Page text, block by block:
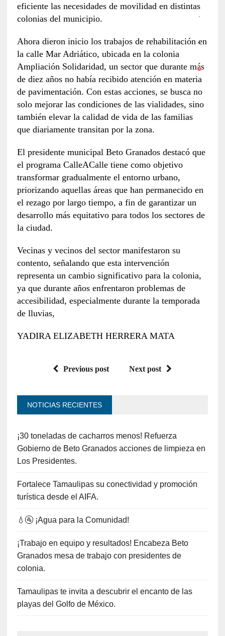
eficiente las necesidades de movilidad en distintas
colonias del municipio.
Ahora dieron inicio los trabajos de rehabilitación en
la calle Mar Adriático, ubicada en la colonia
Ampliación Solidaridad, un sector que durante más
de diez años no había recibido atención en materia
de pavimentación. Con estas acciones, se busca no
solo mejorar las condiciones de las vialidades, sino
también elevar la calidad de vida de las familias
que diariamente transitan por la zona.
El presidente municipal Beto Granados destacó que
el programa CalleACalle tiene como objetivo
transformar gradualmente el entorno urbano,
priorizando aquellas áreas que han permanecido en
el rezago por largo tiempo, a fin de garantizar un
desarrollo más equitativo para todos los sectores de
la ciudad.
Vecinas y vecinos del sector manifestaron su
contento, señalando que esta intervención
representa un cambio significativo para la colonia,
ya que durante años enfrentaron problemas de
accesibilidad, especialmente durante la temporada
de lluvias,
YADIRA ELIZABETH HERRERA MATA
Previous post Next post
NOTICIAS RECIENTES
¡30 toneladas de cacharros menos! Refuerza
Gobierno de Beto Granados acciones de limpieza en
Los Presidentes.
Fortalece Tamaulipas su conectividad y promoción
turística desde el AIFA.
💧🚰 ¡Agua para la Comunidad!
¡Trabajo en equipo y resultados! Encabeza Beto
Granados mesa de trabajo con presidentes de
colonia.
Tamaulipas te invita a descubrir el encanto de las
playas del Golfo de México.